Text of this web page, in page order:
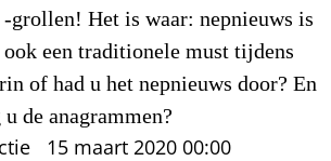
-grollen! Het is waar: nepnieuws is
ook een traditionele must tijdens
of had u het nepnieuws door? En
u de anagrammen?
15 maart 2020 00:00